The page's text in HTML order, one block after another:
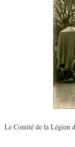
Le Comité de la Légion